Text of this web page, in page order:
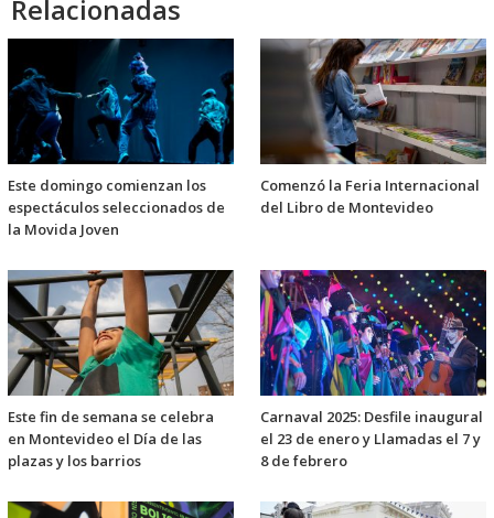
Relacionadas
Este domingo comienzan los
espectáculos seleccionados de
la Movida Joven
Comenzó la Feria Internacional
del Libro de Montevideo
Este fin de semana se celebra
en Montevideo el Día de las
plazas y los barrios
Carnaval 2025: Desfile inaugural
el 23 de enero y Llamadas el 7 y
8 de febrero